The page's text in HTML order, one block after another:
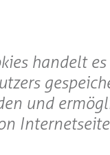
handelt
und